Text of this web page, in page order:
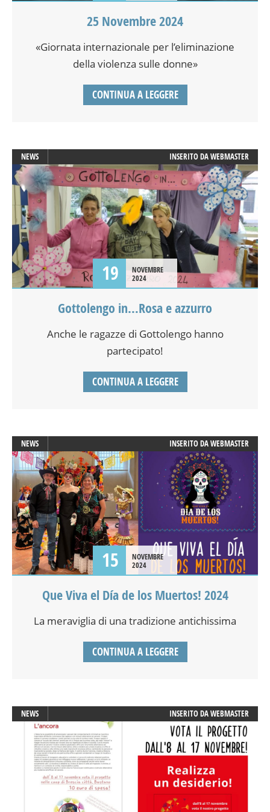
25 Novembre 2024
«Giornata internazionale per l’eliminazione
della violenza sulle donne»
CONTINUA A LEGGERE
NEWS INSERITO DAWEBMASTER
19
NOVEMBRE
2024
Gottolengo in…Rosa e azzurro
Anche le ragazze di Gottolengo hanno
partecipato!
CONTINUA A LEGGERE
NEWS INSERITO DAWEBMASTER
15
NOVEMBRE
2024
Que Viva el Día de los Muertos! 2024
La meraviglia di una tradizione antichissima
CONTINUA A LEGGERE
NEWS INSERITO DAWEBMASTER